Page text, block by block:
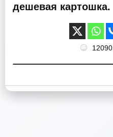
дешевая картошка.
12090